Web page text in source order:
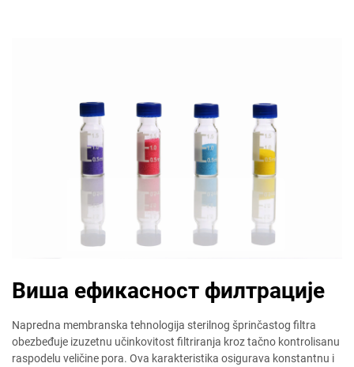
Виша ефикасност филтрације
Napredna membranska tehnologija sterilnog šprinčastog filtra
obezbeđuje izuzetnu učinkovitost filtriranja kroz tačno kontrolisanu
raspodelu veličine pora. Ova karakteristika osigurava konstantnu i